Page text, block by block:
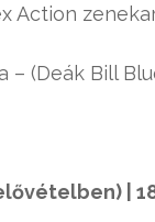
Action
– (Deák Bill
|